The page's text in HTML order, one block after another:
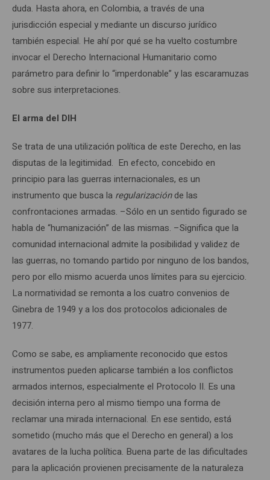
duda. Hasta ahora, en Colombia, a través de una
jurisdicción especial y mediante un discurso jurídico
también especial. He ahí por qué se ha vuelto costumbre
invocar el Derecho Internacional Humanitario como
parámetro para definir lo “imperdonable” y las escaramuzas
sobre sus interpretaciones.
El arma del DIH
Se trata de una utilización política de este Derecho, en las
disputas de la legitimidad. En efecto, concebido en
principio para las guerras internacionales, es un
instrumento que busca la regularizaciónde las
confrontaciones armadas. –Sólo en un sentido figurado se
habla de “humanización” de las mismas. –Significa que la
comunidad internacional admite la posibilidad y validez de
las guerras, no tomando partido por ninguno de los bandos,
pero por ello mismo acuerda unos límites para su ejercicio.
La normatividad se remonta a los cuatro convenios de
Ginebra de 1949 y a los dos protocolos adicionales de
1977.
Como se sabe, es ampliamente reconocido que estos
instrumentos pueden aplicarse también a los conflictos
armados internos, especialmente el Protocolo II. Es una
decisión interna pero al mismo tiempo una forma de
reclamar una mirada internacional. En ese sentido, está
sometido (mucho más que el Derecho en general) a los
avatares de la lucha política. Buena parte de las dificultades
para la aplicación provienen precisamente de la naturaleza